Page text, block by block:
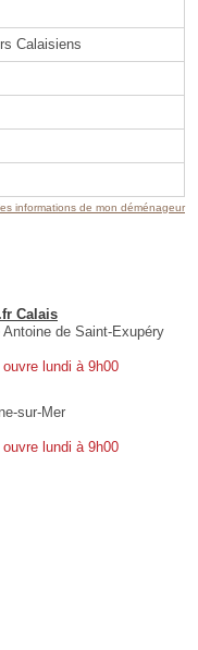
Calaisiens
informations de mon déménageur
Calais
Antoine de Saint-Exupéry
ouvre lundi à 9h00
sur-Mer
ouvre lundi à 9h00